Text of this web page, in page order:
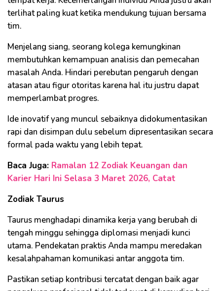
terlihat paling kuat ketika mendukung tujuan bersama
tim.
Menjelang siang, seorang kolega kemungkinan
membutuhkan kemampuan analisis dan pemecahan
masalah Anda. Hindari perebutan pengaruh dengan
atasan atau figur otoritas karena hal itu justru dapat
memperlambat progres.
Ide inovatif yang muncul sebaiknya didokumentasikan
rapi dan disimpan dulu sebelum dipresentasikan secara
formal pada waktu yang lebih tepat.
Baca Juga: Ramalan 12 Zodiak Keuangan dan
Karier Hari Ini Selasa 3 Maret 2026, Catat
Zodiak Taurus
Taurus menghadapi dinamika kerja yang berubah di
tengah minggu sehingga diplomasi menjadi kunci
utama. Pendekatan praktis Anda mampu meredakan
kesalahpahaman komunikasi antar anggota tim.
Pastikan setiap kontribusi tercatat dengan baik agar